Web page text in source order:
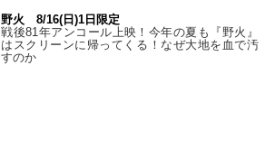
野火 8/16(日)1日限定
戦後81年アンコール上映！今年の夏も『野火』
はスクリーンに帰ってくる！なぜ大地を血で汚
すのか